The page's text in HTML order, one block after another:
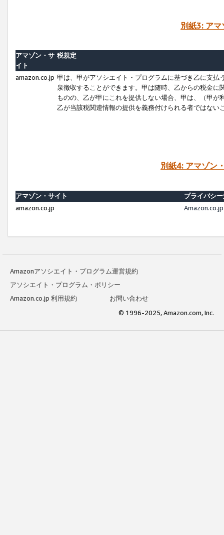
別紙3: ア
アマゾン・サ
イト
税規定
amazon.co.jp 甲は、甲がアソシエイト・プログラムに基づき乙に支
泉徴収することができます。甲は随時、乙からの税金
ものの、乙が甲にこれを提供しない場合、甲は、（甲
乙が当該税関連情報の提供を義務付けられる者ではな
別紙4: アマゾン
アマゾン・サイト
プライバシ
amazon.co.jp
Amazonアソシエイト・プログラム運営規約
アソシエイト・プログラム・ポリシー
Amazon.co.jp 利用規約
お問い合わせ
© 1996-2025, Amazon.com, Inc.